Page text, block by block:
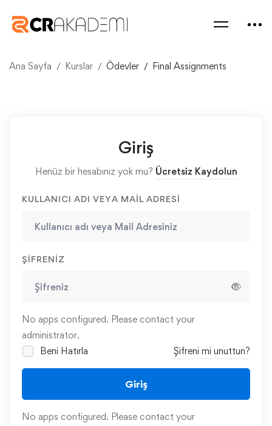
Ana Sayfa Kurslar Ödevler Final Assignments
Giriş
Henüz bir hesabınız yok mu? Ücretsiz Kaydolun
KULLANICI ADI VEYA MAIL ADRESI
ŞIFRENIZ
No apps configured. Please contact your
administrator.
Beni Hatırla
Şifreni mi unuttun?
Giriş
No apps configured. Please contact your